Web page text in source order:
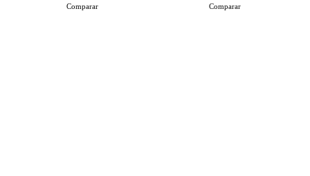
Comparar
Comparar